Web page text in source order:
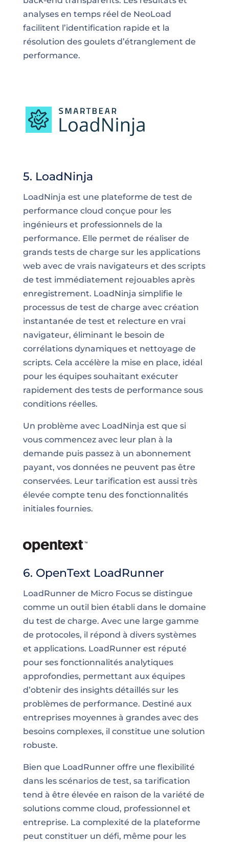
analyses en temps réel de NeoLoad
facilitent l’identification rapide et la
résolution des goulets d’étranglement de
performance.
5. LoadNinja
LoadNinja est une plateforme de test de
performance cloud conçue pour les
ingénieurs et professionnels de la
performance. Elle permet de réaliser de
grands tests de charge sur les applications
web avec de vrais navigateurs et des scripts
de test immédiatement rejouables après
enregistrement. LoadNinja simplifie le
processus de test de charge avec création
instantanée de test et relecture en vrai
navigateur, éliminant le besoin de
corrélations dynamiques et nettoyage de
scripts. Cela accélère la mise en place, idéal
pour les équipes souhaitant exécuter
rapidement des tests de performance sous
conditions réelles.
Un problème avec LoadNinja est que si
vous commencez avec leur plan à la
demande puis passez à un abonnement
payant, vos données ne peuvent pas être
conservées. Leur tarification est aussi très
élevée compte tenu des fonctionnalités
initiales fournies.
6. OpenText LoadRunner
LoadRunner de Micro Focus se distingue
comme un outil bien établi dans le domaine
du test de charge. Avec une large gamme
de protocoles, il répond à divers systèmes
et applications. LoadRunner est réputé
pour ses fonctionnalités analytiques
approfondies, permettant aux équipes
d’obtenir des insights détaillés sur les
problèmes de performance. Destiné aux
entreprises moyennes à grandes avec des
besoins complexes, il constitue une solution
robuste.
Bien que LoadRunner offre une flexibilité
dans les scénarios de test, sa tarification
tend à être élevée en raison de la variété de
solutions comme cloud, professionnel et
entreprise. La complexité de la plateforme
peut constituer un défi, même pour les